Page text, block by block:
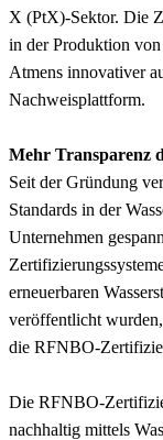
X (PtX)-Sektor. Die
in der Produktion von
Atmens innovativer
Nachweisplattform.
Mehr Transparenz
Seit der Gründung
Standards in der
Unternehmen
erneuerbaren
veröffentlicht
die RFNBO-
Die RFNBO-
nachhaltig mittels